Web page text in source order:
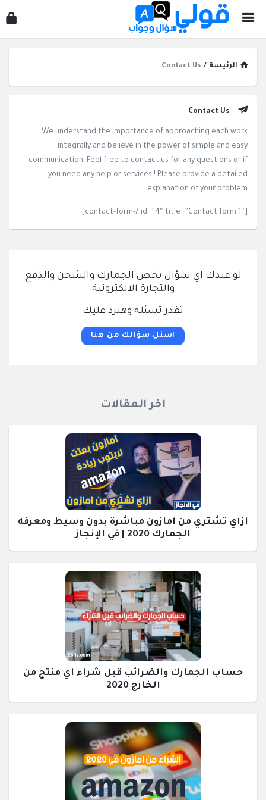
الرئيسة /
Contact Us
Contact Us
We understand the importance of approaching each work
integrally and believe in the power of simple and easy
communication. Feel free to contact us for any questions or if
you need any help or services ! Please provide a detailed
explanation of your problem.
[contact-form-7 id=”4″ title=”Contact form 1″]
لو عندك اي سؤال يخص الجمارك والشحن والدفع
والتجارة الالكترونية
تقدر تسئله وهنرد عليك
اسئل سؤالك من هنا
اخر المقالات
ازاي تشتري من امازون مباشرة بدون وسيط ومعرفه
الجمارك 2020 | في الإنجاز
حساب الجمارك والضرائب قبل شراء اي منتج من
الخارج 2020